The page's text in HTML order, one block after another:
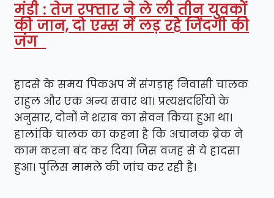
मंडी : तेज रफ्तार ने ले ली तीन युवकों
की जान, दो एम्स में लड़ रहे जिंदगी की
जंग
हादसे के समय पिकअप में संगड़ाह निवासी चालक
राहुल और एक अन्य सवार था। प्रत्यक्षदर्शियों के
अनुसार, दोनों ने शराब का सेवन किया हुआ था।
हालांकि चालक का कहना है कि अचानक ब्रेक ने
काम करना बंद कर दिया जिस वजह से ये हादसा
हुआ। पुलिस मामले की जांच कर रही है।